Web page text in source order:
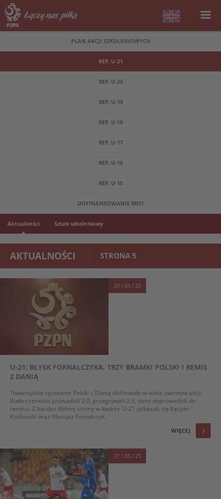
PLAN AKCJI SZKOLENIOWYCH
REP. U-21
REP. U-20
REP. U-19
REP. U-18
REP. U-17
REP. U-16
REP. U-15
DOFINANSOWANIE MSIT
Aktualności Sztab szkoleniowy
AKTUALNOŚCI STRONA 5
20 / 03 / 25
U-21: BŁYSK FORNALCZYKA, TRZY BRAMKI POLSKI I REMIS
Z DANIĄ
Towarzyskie spotkanie Polski z Danią obfitowało w wiele zwrotów akcji.
Biało-czerwoni prowadzili 2:0, przegrywali 2:3, sami doprowadzili do
remisu. Z bardzo dobrej strony w kadrze U-21 pokazali się Kacper
Kozłowski oraz Mariusz Fornalczyk.
WIĘCEJ
17 / 03 / 25